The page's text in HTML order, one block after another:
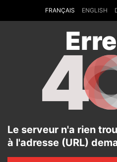
FRANÇAIS ENGLISH
4
Le serveur n'a rien
à l'adresse (URL)